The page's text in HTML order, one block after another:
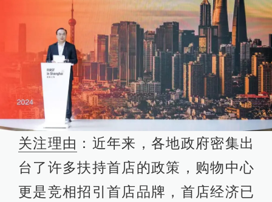
关注理由 ：近年来，各地政府密集出
台了许多扶持首店的政策，购物中心
更是竞相招引首店品牌，首店经济已